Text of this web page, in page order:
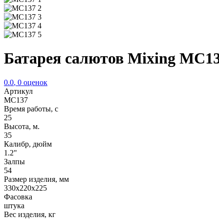
Батарея салютов Mixing
0.0, 0 оценок
Артикул
MC137
Время работы, с
25
Высота, м.
35
Калибр, дюйм
1.2"
Залпы
54
Размер изделия, мм
330х220х225
Фасовка
штука
Вес изделия, кг